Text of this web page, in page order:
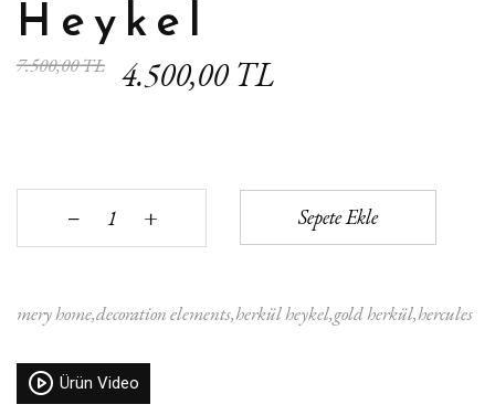
Heykel
7.500,00 TL 4.500,00 TL
‒ + Sepete Ekle
mery homedecoration elementsherkül heykel gold herkülhercules
Ürün Video